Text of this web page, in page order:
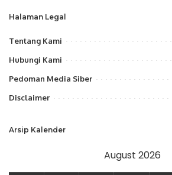
Halaman Legal
Tentang Kami
Hubungi Kami
Pedoman Media Siber
Disclaimer
Arsip Kalender
August 2026